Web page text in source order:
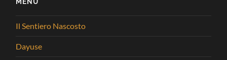
Il Sentiero Nascosto
Dayuse